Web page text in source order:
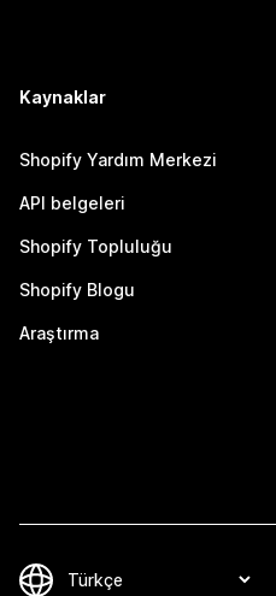
Kaynaklar
Shopify Yardım Merkezi
API belgeleri
Shopify Topluluğu
Shopify Blogu
Araştırma